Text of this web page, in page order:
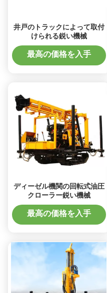
井戸のトラックによって取付
けられる鋭い機械
最高の価格を入手
ディーゼル機関の回転式油圧
クローラー鋭い機械
最高の価格を入手